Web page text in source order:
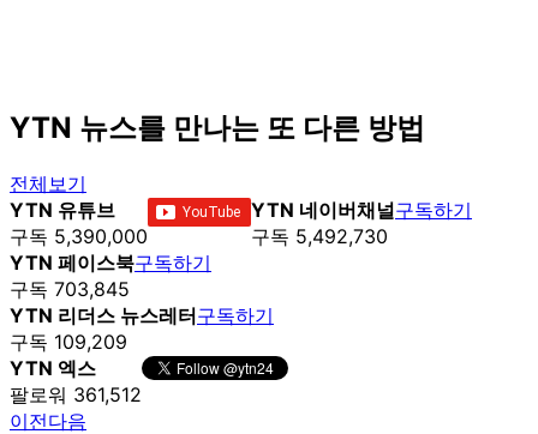
YTN 뉴스를 만나는 또 다른 방법
전체보기
YTN 유튜브
구독 5,390,000
YTN 네이버채널
구독 5,492,730
구독하기
YTN 페이스북
구독 703,845
구독하기
YTN 리더스 뉴스레터
구독 109,209
구독하기
YTN 엑스
팔로워 361,512
이전다음